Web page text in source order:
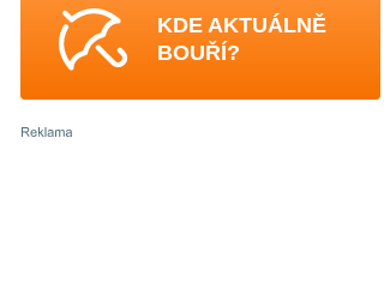
KDE AKTUÁLNĚ
BOUŘÍ?